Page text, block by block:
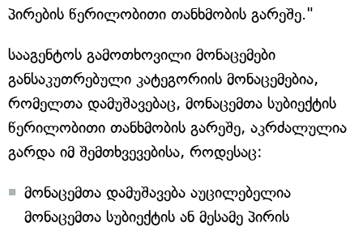
პირების წერილობითი თანხმობის გარეშე."
სააგენტოს გამოთხოვილი მონაცემები
განსაკუთრებული კატეგორიის მონაცემებია,
რომელთა დამუშავებაც, მონაცემთა სუბიექტის
წერილობითი თანხმობის გარეშე, აკრძალულია
გარდა იმ შემთხვევებისა, როდესაც:
მონაცემთა დამუშავება აუცილებელია
მონაცემთა სუბიექტის ან მესამე პირის